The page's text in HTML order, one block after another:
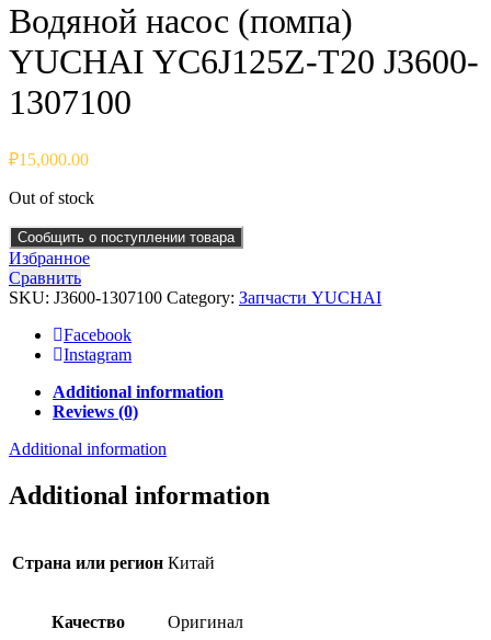
Водяной насос (помпа)
YUCHAI YC6J125Z-T20 J3600-
1307100
₽15,000.00
Out of stock
Сообщить о поступлении товара
Избранное
Сравнить
SKU: J3600-1307100 Category: Запчасти YUCHAI
Facebook
Instagram
Additional information
Reviews (0)
Additional information
Additional information
Страна или регион Китай
Качество Оригинал